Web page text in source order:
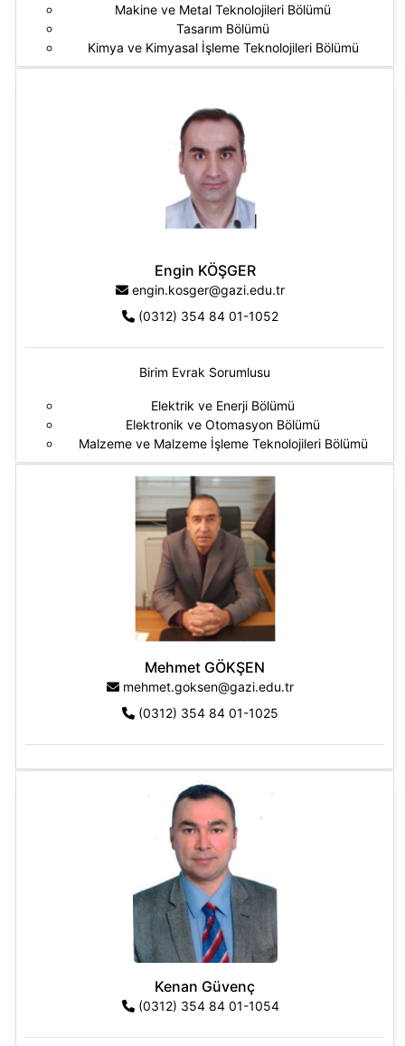
Makine ve Metal Teknolojileri Bölümü
Tasarım Bölümü
Kimya ve Kimyasal İşleme Teknolojileri Bölümü
Engin KÖŞGER
engin.kosger@gazi.edu.tr
(0312) 354 84 01-1052
Birim Evrak Sorumlusu
Elektrik ve Enerji Bölümü
Elektronik ve Otomasyon Bölümü
Malzeme ve Malzeme İşleme Teknolojileri Bölümü
Mehmet GÖKŞEN
mehmet.goksen@gazi.edu.tr
(0312) 354 84 01-1025
Kenan Güvenç
(0312) 354 84 01-1054